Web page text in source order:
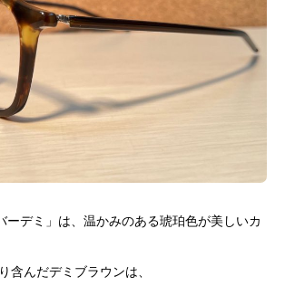
ーデミ」は、温かみのある琥珀色が美しいカ
含んだデミブラウンは、